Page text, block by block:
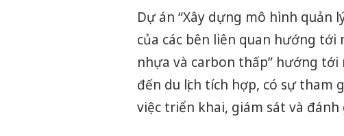
Dự án “Xây dựng mô hình quản
của các bên liên quan hướng
nhựa và carbon thấp” hướng
đến du lịch tích hợp, có sự tham
việc triển khai, giám sát và